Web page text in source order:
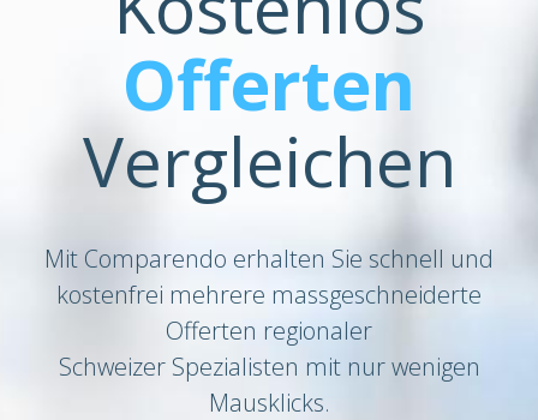
Offerten
Vergleichen
Mit Comparendo erhalten Sie schnell und
kostenfrei mehrere massgeschneiderte
Offerten regionaler
Schweizer Spezialisten mit nur wenigen
Mausklicks.